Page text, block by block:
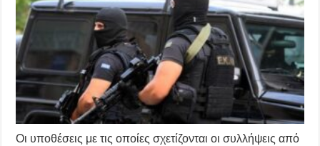
Οι υποθέσεις με τις οποίες σχετίζονται οι συλλήψεις από